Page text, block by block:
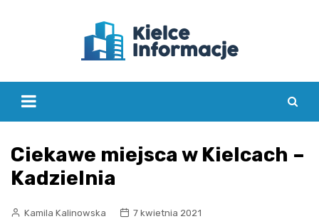
Ciekawe miejsca w Kielcach –
Kadzielnia
Kamila Kalinowska
7 kwietnia 2021